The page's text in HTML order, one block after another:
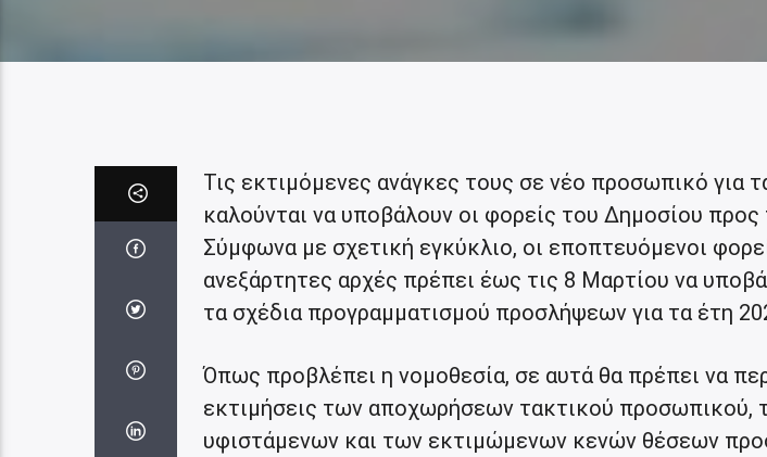
Τις εκτιμόμενες ανάγκες τους σε νέο προσωπικό για
καλούνται να υποβάλουν οι φορείς του Δημοσίου
Σύμφωνα με σχετική εγκύκλιο, οι εποπτευόμενοι
ανεξάρτητες αρχές πρέπει έως τις 8 Μαρτίου να
τα σχέδια προγραμματισμού προσλήψεων για τα έτη
Όπως προβλέπει η νομοθεσία, σε αυτά θα πρέπει να
εκτιμήσεις των αποχωρήσεων τακτικού προσωπικού,
υφιστάμενων και των εκτιμώμενων κενών θέσεων